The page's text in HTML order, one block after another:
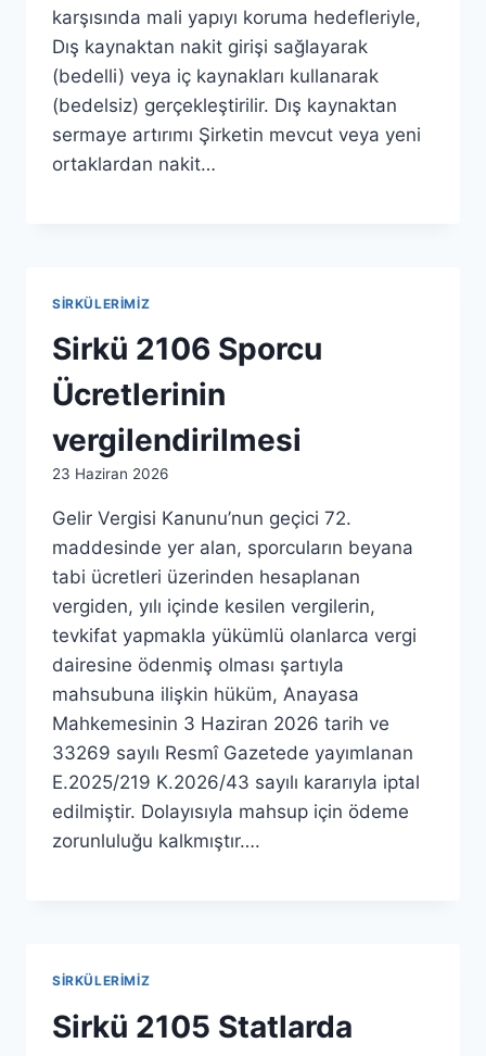
karşısında mali yapıyı koruma hedefleriyle,
Dış kaynaktan nakit girişi sağlayarak
(bedelli) veya iç kaynakları kullanarak
(bedelsiz) gerçekleştirilir. Dış kaynaktan
sermaye artırımı Şirketin mevcut veya yeni
ortaklardan nakit…
SIRKÜLERIMIZ
Sirkü 2106 Sporcu
Ücretlerinin
vergilendirilmesi
By
23 Haziran 2026
Gelir Vergisi Kanunu’nun geçici 72.
maddesinde yer alan, sporcuların beyana
tabi ücretleri üzerinden hesaplanan
vergiden, yılı içinde kesilen vergilerin,
tevkifat yapmakla yükümlü olanlarca vergi
dairesine ödenmiş olması şartıyla
mahsubuna ilişkin hüküm, Anayasa
Mahkemesinin 3 Haziran 2026 tarih ve
33269 sayılı Resmî Gazetede yayımlanan
E.2025/219 K.2026/43 sayılı kararıyla iptal
edilmiştir. Dolayısıyla mahsup için ödeme
zorunluluğu kalkmıştır….
SIRKÜLERIMIZ
Sirkü 2105 Statlarda